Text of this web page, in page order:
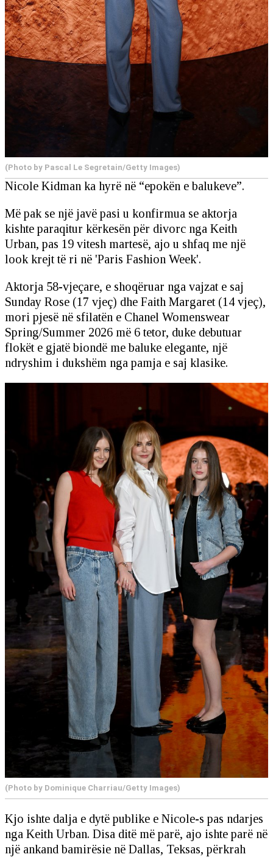
(Photo by Pascal Le Segretain/Getty Images)
Nicole Kidman ka hyrë në “epokën e balukeve”.
Më pak se një javë pasi u konfirmua se aktorja
kishte paraqitur kërkesën për divorc nga Keith
Urban, pas 19 vitesh martesë, ajo u shfaq me një
look krejt të ri në 'Paris Fashion Week'.
Aktorja 58-vjeçare, e shoqëruar nga vajzat e saj
Sunday Rose (17 vjeç) dhe Faith Margaret (14 vjeç),
mori pjesë në sfilatën e Chanel Womenswear
Spring/Summer 2026 më 6 tetor, duke debutuar
flokët e gjatë biondë me baluke elegante, një
ndryshim i dukshëm nga pamja e saj klasike.
(Photo by Dominique Charriau/Getty Images)
Kjo ishte dalja e dytë publike e Nicole-s pas ndarjes
nga Keith Urban. Disa ditë më parë, ajo ishte parë në
një ankand bamirësie në Dallas, Teksas, përkrah